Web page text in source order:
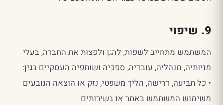
9. שיפוי
המשתמש מתחייב לשפות, להגן ולפצות את החברה, בעלי
מניותיה, מנהליה, עובדיה, ספקיה ושותפיה העסקיים בגין:
• כל תביעה, דרישה, הליך משפטי, נזק או הוצאה הנובעים
משימוש המשתמש באתר או בשירותים